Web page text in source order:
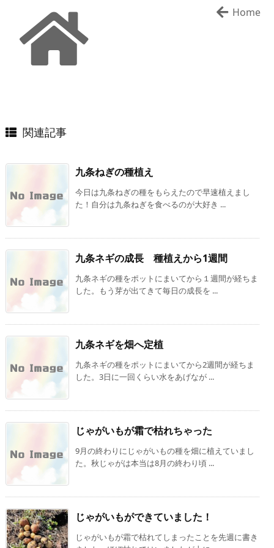
Home
関連記事
九条ねぎの種植え
今日は九条ねぎの種をもらえたので早速植えまし
た！自分は九条ねぎを食べるのが大好き ...
九条ネギの成長 種植えから1週間
九条ネギの種をポットにまいてから１週間が経ちま
した。もう芽が出てきて毎日の成長を ...
九条ネギを畑へ定植
九条ネギの種をポットにまいてから2週間が経ちま
した。3日に一回くらい水をあげなが ...
じゃがいもが霜で枯れちゃった
9月の終わりにじゃがいもの種を畑に植えていまし
た。秋じゃがは本当は8月の終わり頃 ...
じゃがいもができていました！
じゃがいもが霜で枯れてしまったことを先週に書き